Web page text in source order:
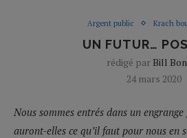
Argent public Krach
UN FUTUR…
rédigé par Bill
24 mars 2020
Nous sommes entrés dans un
auront-elles ce qu’il faut pour nous en